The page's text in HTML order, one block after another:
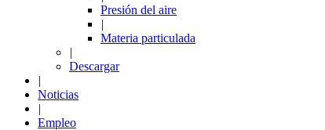
Presión del aire
|
Materia particulada
|
Descargar
|
Noticias
|
Empleo